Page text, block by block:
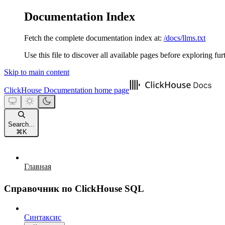
Documentation Index
Fetch the complete documentation index at: /docs/llms.txt
Use this file to discover all available pages before exploring
Skip to main content
ClickHouse Documentation home page
Search...
⌘ K
Главная
Справочник по ClickHouse SQL
Синтаксис